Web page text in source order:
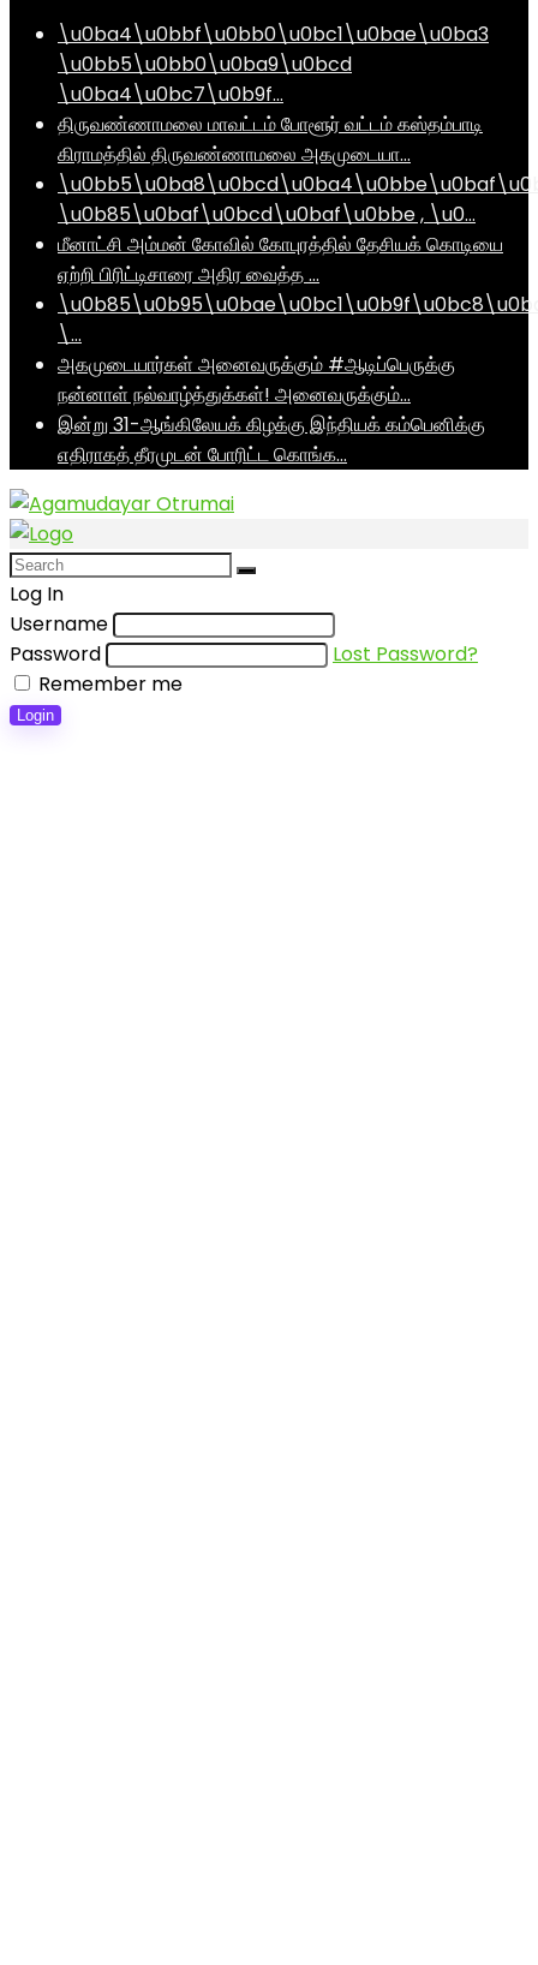
\u0ba4\u0bbf\u0bb0\u0bc1\u0bae\u0ba3
\u0bb5\u0bb0\u0ba9\u0bcd
\u0ba4\u0bc7\u0b9f…
திருவண்ணாமலை மாவட்டம் போளூர் வட்டம் கஸ்தம்பாடி
கிராமத்தில் திருவண்ணாமலை அகமுடையா…
\u0b85\u0baf\u0bcd\u0baf\u0bbe , \u0…
மீனாட்சி அம்மன் கோவில் கோபுரத்தில் தேசியக் கொடியை
ஏற்றி பிரிட்டிசாரை அதிர வைத்த …
\…
அகமுடையார்கள் அனைவருக்கும் #ஆடிப்பெருக்கு
நன்னாள் நல்வாழ்த்துக்கள்! அனைவருக்கும்…
இன்று 31-ஆங்கிலேயக் கிழக்கு இந்தியக் கம்பெனிக்கு
எதிராகத் தீரமுடன் போரிட்ட கொங்க…
Log In
Username
Password
Lost Password?
Remember me
Login